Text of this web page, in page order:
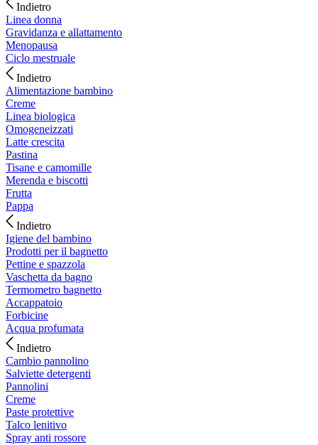
Indietro
Linea donna
Gravidanza e allattamento
Menopausa
Ciclo mestruale
Indietro
Alimentazione bambino
Creme
Linea biologica
Omogeneizzati
Latte crescita
Pastina
Tisane e camomille
Merenda e biscotti
Frutta
Pappa
Indietro
Igiene del bambino
Prodotti per il bagnetto
Pettine e spazzola
Vaschetta da bagno
Termometro bagnetto
Accappatoio
Forbicine
Acqua profumata
Indietro
Cambio pannolino
Salviette detergenti
Pannolini
Creme
Paste protettive
Talco lenitivo
Spray anti rossore